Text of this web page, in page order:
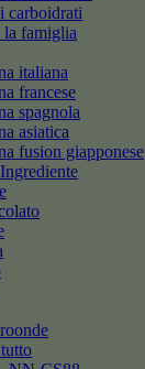
carboidrati
la famiglia
italiana
francese
spagnola
asiatica
fusion giapponese